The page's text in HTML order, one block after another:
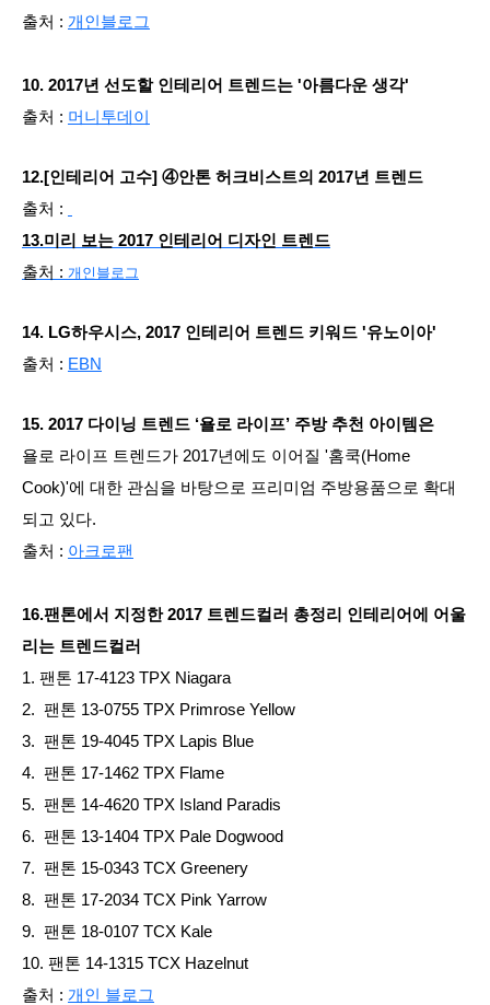
출처 : 개인블로그
10. 2017년 선도할 인테리어 트렌드는 '아름다운 생각'
출처 : 머니투데이
12.[인테리어 고수] ④안톤 허크비스트의 2017년 트렌드
출처 :
13.미리 보는 2017 인테리어 디자인 트렌드
출처 : 개인블로그
14. LG하우시스, 2017 인테리어 트렌드 키워드 '유노이아'
출처 : EBN
15. 2017 다이닝 트렌드 ‘욜로 라이프’ 주방 추천 아이템은
욜로 라이프 트렌드가 2017년에도 이어질 '홈쿡(Home
Cook)'에 대한 관심을 바탕으로 프리미엄 주방용품으로 확대
되고 있다.
출처 : 아크로팬
16.팬톤에서 지정한 2017 트렌드컬러 총정리 인테리어에 어울
리는 트렌드컬러
1. 팬톤 17-4123 TPX Niagara
2. 팬톤 13-0755 TPX Primrose Yellow
3. 팬톤 19-4045 TPX Lapis Blue
4. 팬톤 17-1462 TPX Flame
5. 팬톤 14-4620 TPX Island Paradis
6. 팬톤 13-1404 TPX Pale Dogwood
7. 팬톤 15-0343 TCX Greenery
8. 팬톤 17-2034 TCX Pink Yarrow
9. 팬톤 18-0107 TCX Kale
10. 팬톤 14-1315 TCX Hazelnut
출처 : 개인 블로그